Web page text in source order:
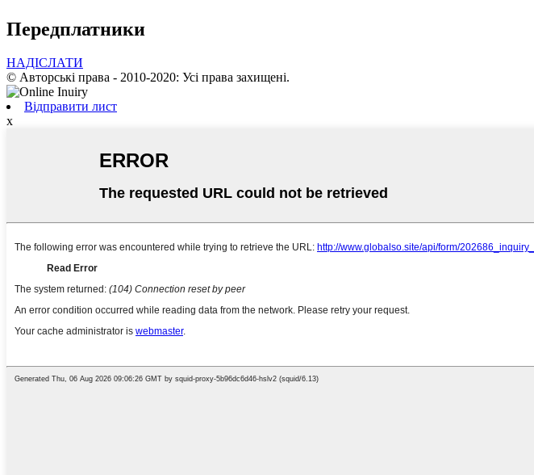
Передплатники
НАДІСЛАТИ
© Авторські права - 2010-2020: Усі права захищені.
Відправити лист
х